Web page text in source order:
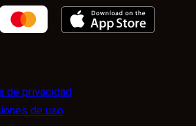
de privacidad
de uso